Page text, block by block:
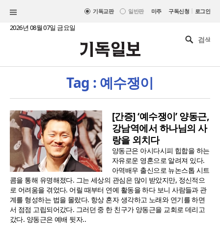
기독교판 일반판 미주 구독신청 | 로그인
2026년 08월 07일 금요일
Tag : 예수쟁이
[간증] ‘예수쟁이’ 양동근,
강남역에서 하나님의 사
랑을 외치다
양동근은 아시다시피 힙합을 하는
자유로운 영혼으로 알려져 있다.
아역배우 출신으로 뉴논스톱 시트
콤을 통해 유명해졌다. 그는 세상의 관심은 많이 받았지만, 정신적으
로 어려움을 겪었다. 어릴 때부터 연예 활동을 하다 보니 사람들과 관
계를 형성하는 법을 몰랐다. 항상 혼자 생각하고 노래와 연기를 하면
서 점점 고립되어갔다. 그러던 중 한 친구가 양동근을 교회로 데리고
갔다. 양동근은 예배 뒷자..